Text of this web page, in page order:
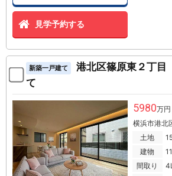
見学予約する
新築一戸建て
港北区篠原東２丁
て
5980万円
横浜市港北
土地
建物
間取り